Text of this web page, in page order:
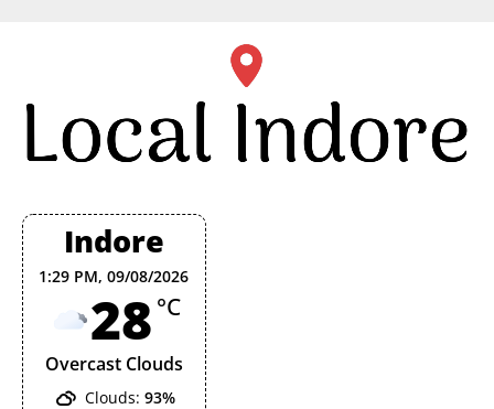
Indore
1:29 PM,09/08/2026
28 °C
Overcast Clouds
Clouds: 93%